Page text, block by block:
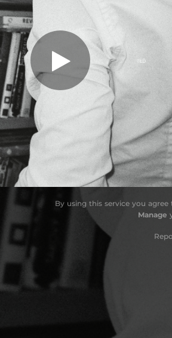
Předlice
Když si
Červený
By using this service you agree
Manage